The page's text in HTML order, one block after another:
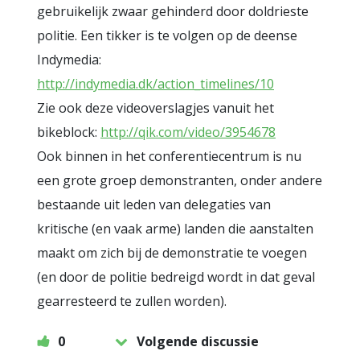
gebruikelijk zwaar gehinderd door doldrieste
politie. Een tikker is te volgen op de deense
Indymedia:
http://indymedia.dk/action_timelines/10
Zie ook deze videoverslagjes vanuit het
bikeblock: http://qik.com/video/3954678
Ook binnen in het conferentiecentrum is nu
een grote groep demonstranten, onder andere
bestaande uit leden van delegaties van
kritische (en vaak arme) landen die aanstalten
maakt om zich bij de demonstratie te voegen
(en door de politie bedreigd wordt in dat geval
gearresteerd te zullen worden).
0 Volgende discussie